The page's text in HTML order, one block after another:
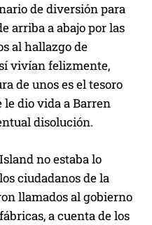
de diversión para
arriba a abajo por las
al hallazgo de
vivían felizmente,
de unos es el tesoro
le dio vida a Barren
disolución.
no estaba lo
ciudadanos de la
llamados al gobierno
a cuenta de los